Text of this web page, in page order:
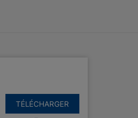
TÉLÉCHARGER